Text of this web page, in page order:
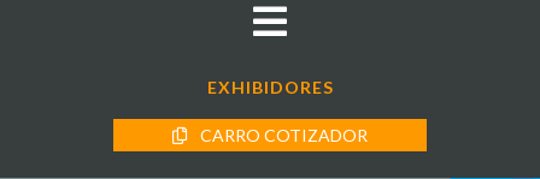
EXHIBIDORES
CARRO COTIZADOR